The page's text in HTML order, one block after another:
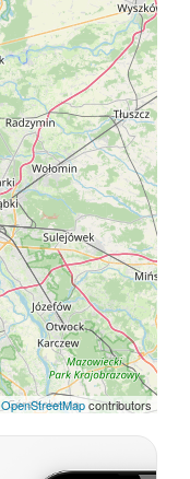
OpenStreetMapcontributors